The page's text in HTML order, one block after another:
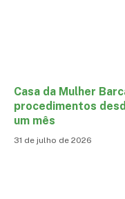
Casa da Mulher
procedimentos
um mês
31 de julho de 2026